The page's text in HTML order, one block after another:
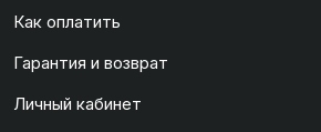
Как оплатить
Гарантия и возврат
Личный кабинет